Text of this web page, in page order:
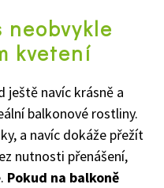
neobvykle
kvetení
ještě navíc krásně a
balkonové rostliny.
a navíc dokáže přežít
nutnosti přenášení,
Pokud na balkoně